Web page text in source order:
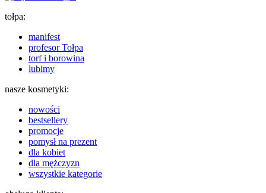
tołpa:
manifest
profesor Tołpa
torf i borowina
lubimy
nasze kosmetyki:
nowości
bestsellery
promocje
pomysł na prezent
dla kobiet
dla mężczyzn
wszystkie kategorie